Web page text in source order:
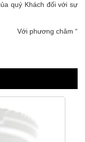
quý Khách đối với sự
“